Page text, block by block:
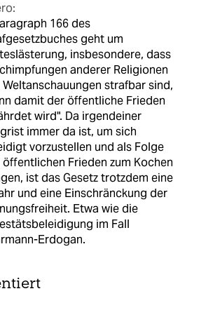
166 des
geht um
insbesondere, dass
anderer Religionen
Weltanschauungen strafbar sind,
damit der öffentliche Frieden
wird". Da irgendeiner
immer da ist, um sich
vorzustellen und als Folge
öffentlichen Frieden zum Kochen
ist das Gesetz trotzdem eine
und eine Einschränckung der
Etwa wie die
im Fall
Erdogan.